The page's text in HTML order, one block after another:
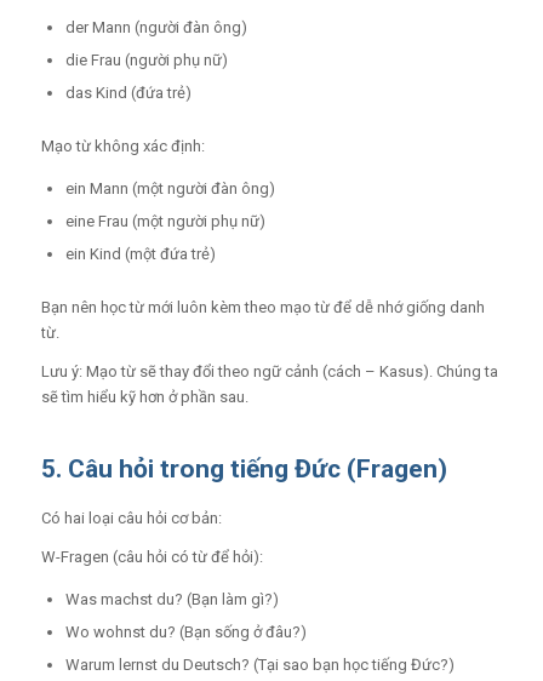
der Mann (người đàn ông)
die Frau (người phụ nữ)
das Kind (đứa trẻ)
Mạo từ không xác định:
ein Mann (một người đàn ông)
eine Frau (một người phụ nữ)
ein Kind (một đứa trẻ)
Bạn nên học từ mới luôn kèm theo mạo từ để dễ nhớ giống danh
từ.
Lưu ý: Mạo từ sẽ thay đổi theo ngữ cảnh (cách – Kasus). Chúng ta
sẽ tìm hiểu kỹ hơn ở phần sau.
5. Câu hỏi trong tiếng Đức (Fragen)
Có hai loại câu hỏi cơ bản:
W-Fragen (câu hỏi có từ để hỏi):
Was machst du? (Bạn làm gì?)
Wo wohnst du? (Bạn sống ở đâu?)
Warum lernst du Deutsch? (Tại sao bạn học tiếng Đức?)